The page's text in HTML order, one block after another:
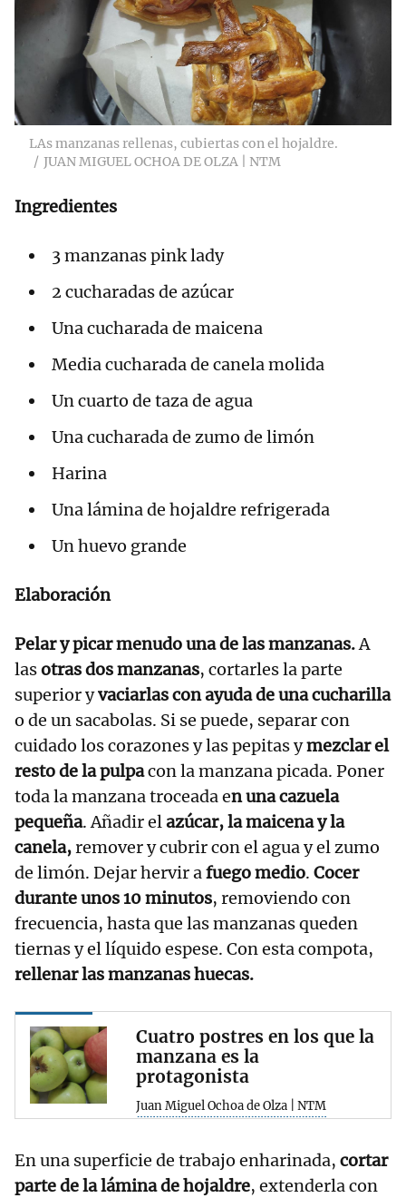
LAs manzanas rellenas, cubiertas con el hojaldre.
JUAN MIGUEL OCHOA DE OLZA | NTM
Ingredientes
3 manzanas pink lady
2 cucharadas de azúcar
Una cucharada de maicena
Media cucharada de canela molida
Un cuarto de taza de agua
Una cucharada de zumo de limón
Harina
Una lámina de hojaldre refrigerada
Un huevo grande
Elaboración
Pelar y picar menudo una de las manzanas.A
lasotras dos manzanas, cortarles la parte
superior yvaciarlas con ayuda de una cucharilla
o de un sacabolas. Si se puede, separar con
cuidado los corazones y las pepitas ymezclar el
resto de la pulpacon la manzana picada. Poner
toda la manzana troceada en una cazuela
pequeña. Añadir elazúcar, la maicena y la
canela,remover y cubrir con el agua y el zumo
de limón. Dejar hervir afuego medio. Cocer
durante unos 10 minutos, removiendo con
frecuencia, hasta que las manzanas queden
tiernas y el líquido espese. Con esta compota,
rellenar las manzanas huecas.
Cuatro postres en los que la
manzana es la
protagonista
Juan Miguel Ochoa de Olza | NTM
En una superficie de trabajo enharinada, cortar
parte de la lámina de hojaldre, extenderla con